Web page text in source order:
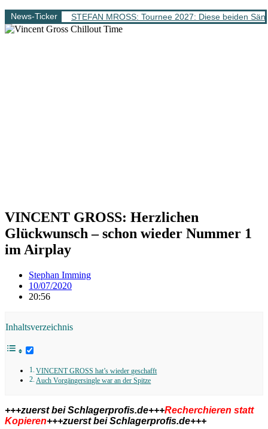
News-Ticker STEFAN MROSS: Tournee 2027: Diese beiden
VINCENT GROSS: Herzlichen
Glückwunsch – schon wieder Nummer 1
im Airplay
Stephan Imming
10/07/2020
20:56
Inhaltsverzeichnis
VINCENT GROSS hat’s wieder geschafft
Auch Vorgängersingle war an der Spitze
+++zuerst bei Schlagerprofis.de+++Recherchieren statt
Kopieren+++zuerst bei Schlagerprofis.de+++